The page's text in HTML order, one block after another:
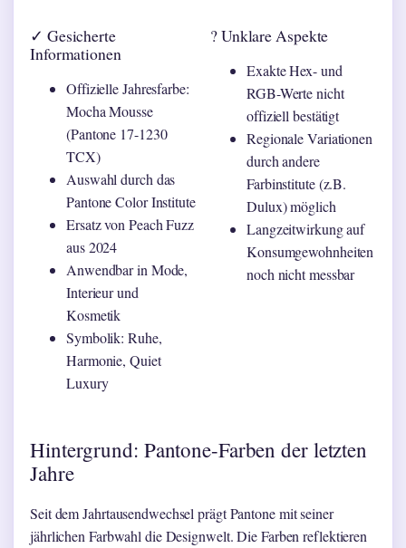
✓ Gesicherte
Informationen
Offizielle Jahresfarbe:
Mocha Mousse
(Pantone 17-1230
TCX)
Auswahl durch das
Pantone Color Institute
Ersatz von Peach Fuzz
aus 2024
Anwendbar in Mode,
Interieur und
Kosmetik
Symbolik: Ruhe,
Harmonie, Quiet
Luxury
? Unklare Aspekte
Exakte Hex- und
RGB-Werte nicht
offiziell bestätigt
Regionale Variationen
durch andere
Farbinstitute (z.B.
Dulux) möglich
Langzeitwirkung auf
Konsumgewohnheiten
noch nicht messbar
Hintergrund: Pantone-Farben der letzten
Jahre
Seit dem Jahrtausendwechsel prägt Pantone mit seiner
jährlichen Farbwahl die Designwelt. Die Farben reflektieren